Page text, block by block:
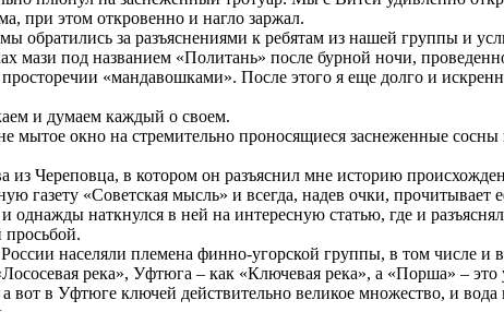
при этом откровенно и нагло заржал.
за разъяснениями к ребятам из нашей группы и
мази под названием «Политань» после бурной ночи,
«мандавошками». После этого я еще долго и
и думаем каждый о своем.
мытое окно на стремительно проносящиеся заснеженные
из Череповца, в котором он разъяснил мне историю
газету «Советская мысль» и всегда, надев очки, прочитывает
однажды наткнулся в ней на интересную статью, где и
просьбой.
населяли племена финно-угорской группы, в том числе
река», Уфтюга – как «Ключевая река», а «Порша» –
вот в Уфтюге ключей действительно великое множество, и